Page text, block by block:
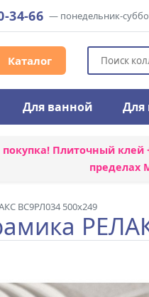
34-66 — понедельник-
Каталог
Для ванной Для
Плиточный клей
пределах
ВС9РЛ034 500x249